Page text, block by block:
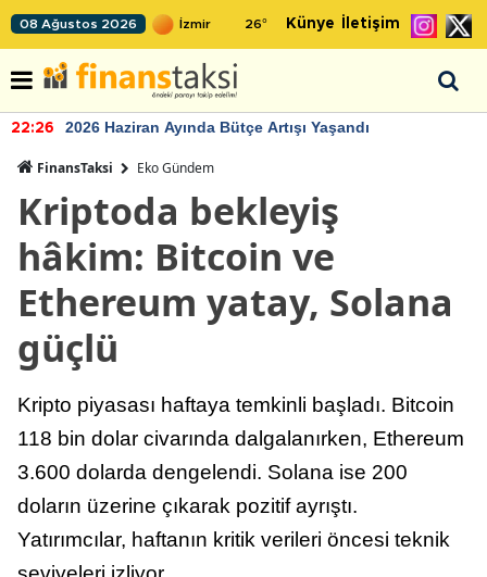
08 Ağustos 2026 26° Künye İletişim
22:26 2026 Haziran Ayında Bütçe Artışı Yaşandı
FinansTaksi Eko Gündem
Kriptoda bekleyiş
hâkim: Bitcoin ve
Ethereum yatay, Solana
güçlü
Kripto piyasası haftaya temkinli başladı. Bitcoin
118 bin dolar civarında dalgalanırken, Ethereum
3.600 dolarda dengelendi. Solana ise 200
doların üzerine çıkarak pozitif ayrıştı.
Yatırımcılar, haftanın kritik verileri öncesi teknik